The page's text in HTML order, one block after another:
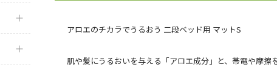
アロエのチカラでうるおう 二段ベッド用 マットS
肌や髪にうるおいを与える「アロエ成分」と、帯電や摩